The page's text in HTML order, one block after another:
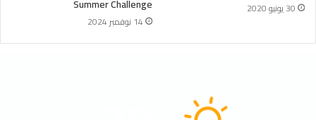
30 يونيو 2020 Summer Challenge
14 نوفمبر 2024